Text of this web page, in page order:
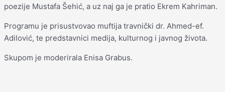
poezije Mustafa Šehić, a uz naj ga je pratio Ekrem Kahriman.
Programu je prisustvovao muftija travnički dr. Ahmed-ef.
Adilović, te predstavnici medija, kulturnog i javnog života.
Skupom je moderirala Enisa Grabus.